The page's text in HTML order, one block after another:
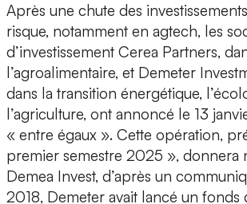
Après une chute des
risque, notamment en agtech, les
d’investissement Cerea Partners,
l’agroalimentaire, et Demeter
dans la transition énergétique,
l’agriculture, ont annoncé le 13
« entre égaux ». Cette opération,
premier semestre 2025 », donnera
Demea Invest, d’après un
2018, Demeter avait lancé un fonds